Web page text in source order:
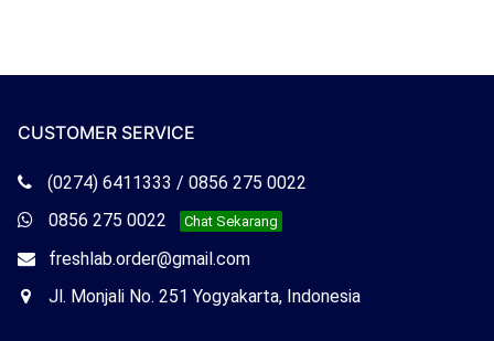
CUSTOMER SERVICE
Telepon
Freshlab
(0274) 6411333 / 0856 275 0022
Whatsapp
Freshlab
0856 275 0022 Chat Sekarang
Email
Freshlab
freshlab.order@gmail.com
OfficeJl. Monjali No. 251 Yogyakarta, Indonesia